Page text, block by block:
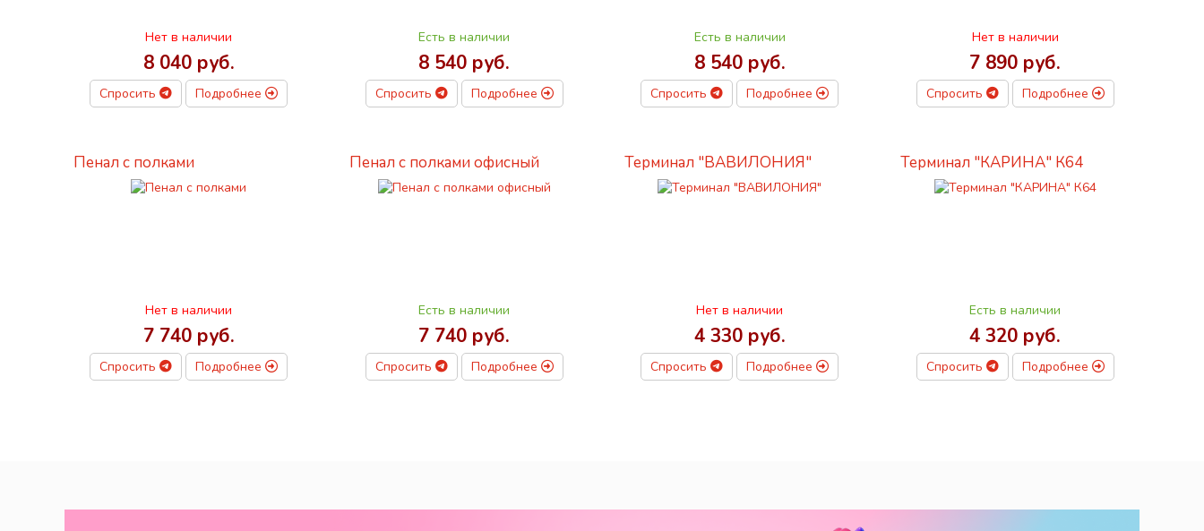
Нет в наличии
8 040 руб.
Спросить Подробнее
Есть в наличии
8 540 руб.
Спросить Подробнее
Есть в наличии
8 540 руб.
Спросить Подробнее
Нет в наличии
7 890 руб.
Спросить Подробнее
Пенал с полками
Нет в наличии
7 740 руб.
Спросить Подробнее
Пенал с полками офисный
Есть в наличии
7 740 руб.
Спросить Подробнее
Терминал "ВАВИЛОНИЯ"
Нет в наличии
4 330 руб.
Спросить Подробнее
Терминал "КАРИНА" К64
Есть в наличии
4 320 руб.
Спросить Подробнее